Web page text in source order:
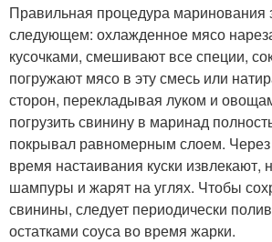
Правильная процедура маринования
следующем: охлажденное мясо
кусочками, смешивают все специи,
погружают мясо в эту смесь или
сторон, перекладывая луком и
погрузить свинину в маринад
покрывал равномерным слоем.
время настаивания куски извлекают,
шампуры и жарят на углях. Чтобы
свинины, следует периодически
остатками соуса во время жарки.